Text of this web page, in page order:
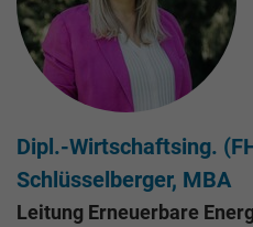
Dipl.-Wirtschaftsing.
Schlüsselberger, MBA
Leitung Erneuerbare